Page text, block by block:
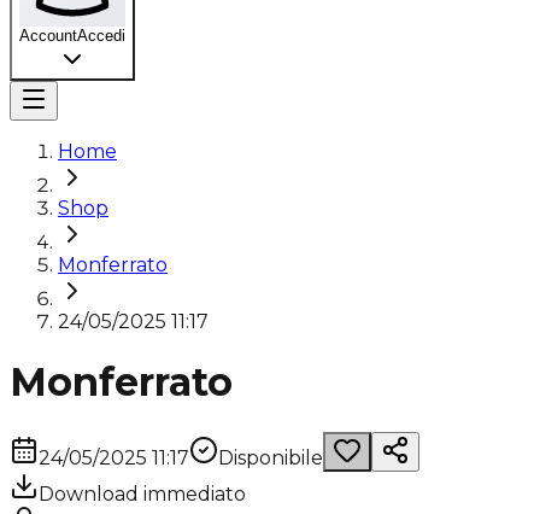
AccountAccedi
Home
Shop
Monferrato
24/05/2025 11:17
Monferrato
24/05/2025 11:17
Disponibile
Download immediato